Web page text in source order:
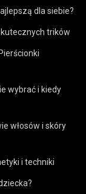
dla siebie?
trików
wybrać i kiedy
włosów i skóry
i techniki